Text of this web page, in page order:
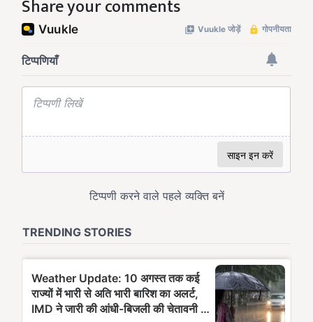
Share your comments